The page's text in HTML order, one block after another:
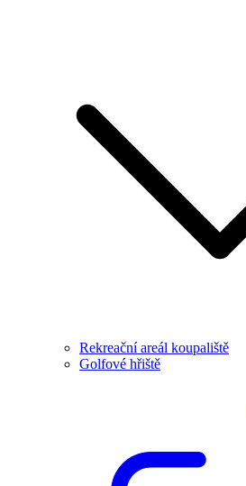
Rekreační areál koupaliště
Golfové hřiště